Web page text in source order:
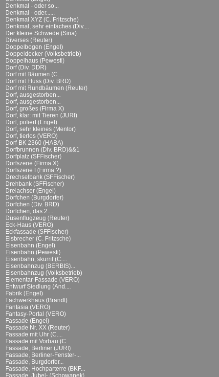
Denkmal - oder so...
Denkmal - oder......
Denkmal XYZ (C. Fritzsche)
Denkmal, sehr einfaches (Div....
Der kleine Schwede (Sina)
Diverses (Reuter)
Doppelbogen (Engel)
Doppeldecker (Volksbetrieb)
Doppelhaus (Pewesti)
Dorf (Div. DDR)
Dorf mit Bäumen (C....
Dorf mit Fluss (Div. BRD)
Dorf mit Rundbäumen (Reuter)
Dorf, ausgestorben...
Dorf, ausgestorben...
Dorf, großes (Firma X)
Dorf, klar: mit Tieren (JURI)
Dorf, poliert (Engel)
Dorf, sehr kleines (Mentor)
Dorf, tierlos (VERO)
Dorf-BK 2360 (HABA)
Dorfbrunnen (Div. BRD)&&1
Dorfplatz (SFFischer)
Dorfszene (Firma X)
Dorfszene I (Firma ?)
Drechselbank (SFFischer)
Drehbank (SFFischer)
Dreiachser (Engel)
Dörfchen (Burgdorfer)
Dörfchen (Div. BRD)
Dörfchen, das 2....
Düsenflugzeug (Reuter)
Eck-Haus (VERO)
Eckfassade (SFFischer)
Eisbrecher (C. Fritzsche)
Eisenbahn (Engel)
Eisenbahn (Pewesti)
Eisenbahn, skurril (C....
Eisenbahnzug (BERBIS)...
Eisenbahnzug (Volksbetrieb)
Elementar-Fassade (VERO)
Entwurf Siedlung (And....
Fabrik (Engel)
Fachwerkhaus (Brandt)
Fantasia (VERO)
Fantasy-Portal (VERO)
Fassade (Engel)
Fassade Nr. XX (Reuter)
Fassade mit Uhr (C....
Fassade mit Vorbau (C....
Fassade, Berliner (JURI)
Fassade, Berliner-Fenster-...
Fassade, Burgdorfer...
Fassade, Hochparterre (BKF...
Fassade, Jubel- (Schowanek)